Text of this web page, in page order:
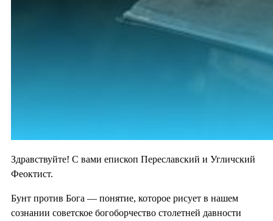
Здравствуйте! С вами епископ Переславский и Угличский
Феоктист.
Бунт против Бога — понятие, которое рисует в нашем
сознании советское богоборчество столетней давности